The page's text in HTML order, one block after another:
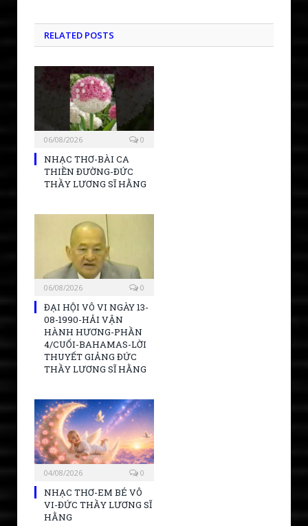
RELATED POSTS
06/08/2026 0
NHẠC THƠ-BÀI CA
THIỀN ĐƯỜNG-ĐỨC
THẦY LƯƠNG SĨ HẰNG
06/08/2026 0
ĐẠI HỘI VÔ VI NGÀY 13-
08-1990-HẢI VẬN
HÀNH HƯƠNG-PHẦN
4/CUỐI-BAHAMAS-LỜI
THUYẾT GIẢNG ĐỨC
THẦY LƯƠNG SĨ HẰNG
04/08/2026 0
NHẠC THƠ-EM BÉ VÔ
VI-ĐỨC THẦY LƯƠNG SĨ
HẰNG